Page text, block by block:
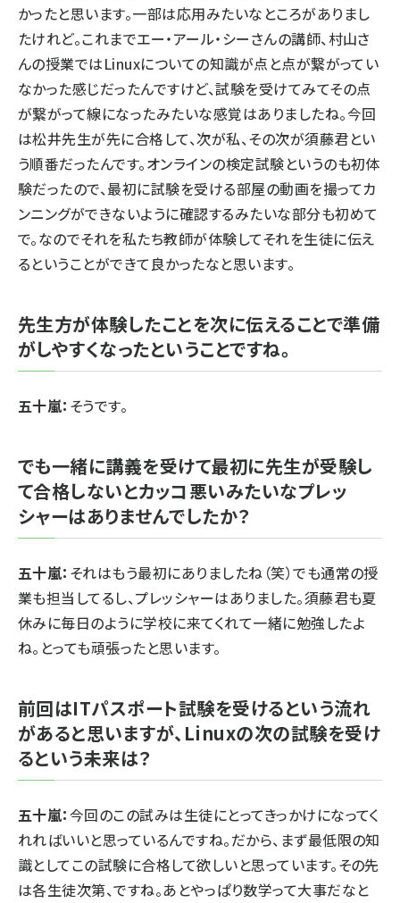
かったと思います。一部は応用みたいなところがありまし
たけれど。これまでエー・アール・シーさんの講師、村山さ
んの授業ではLinuxについての知識が点と点が繋がってい
なかった感じだったんですけど、試験を受けてみてその点
が繋がって線になったみたいな感覚はありましたね。今回
は松井先生が先に合格して、次が私、その次が須藤君とい
う順番だったんです。オンラインの検定試験というのも初体
験だったので、最初に試験を受ける部屋の動画を撮ってカ
ンニングができないように確認するみたいな部分も初めて
で。なのでそれを私たち教師が体験してそれを生徒に伝え
るということができて良かったなと思います。
先生方が体験したことを次に伝えることで準備
がしやすくなったということですね。
五十嵐： そうです。
でも一緒に講義を受けて最初に先生が受験し
て合格しないとカッコ悪いみたいなプレッ
シャーはありませんでしたか？
五十嵐： それはもう最初にありましたね（笑）でも通常の授
業も担当してるし、プレッシャーはありました。須藤君も夏
休みに毎日のように学校に来てくれて一緒に勉強したよ
ね。とっても頑張ったと思います。
前回はITパスポート試験を受けるという流れ
があると思いますが、Linuxの次の試験を受け
るという未来は？
五十嵐： 今回のこの試みは生徒にとってきっかけになってく
れればいいと思っているんですね。だから、まず最低限の知
識としてこの試験に合格して欲しいと思っています。その先
は各生徒次第、ですね。あとやっぱり数学って大事だなと